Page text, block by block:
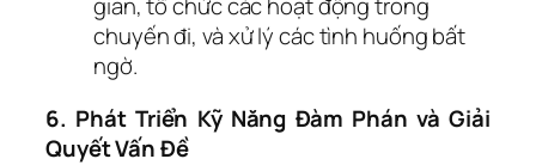
chuyến đi, và xử lý các tình huống bất
ngờ.
6. Phát Triển Kỹ Năng Đàm Phán và Giải
Quyết Vấn Đề